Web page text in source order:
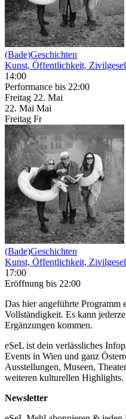
(Bade)Geschichten
Kunst, Öffentlichkeit,
14:00
Performance bis 22:00
Freitag 22. Mai
22. Mai Mai
Freitag Fr
(Bade)Geschichten
Kunst, Öffentlichkeit,
17:00
Eröffnung bis 22:00
Das hier angeführte Programm
Vollständigkeit. Es kann
Ergänzungen kommen.
eSeL ist dein verlässliches
Events in Wien und ganz
Ausstellungen, Museen,
weiteren kulturellen Highlights.
Newsletter